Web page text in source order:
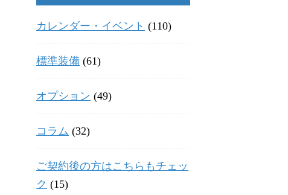
カレンダー・イベント (110)
標準装備 (61)
オプション (49)
コラム (32)
ご契約後の方はこちらもチェッ
ク (15)